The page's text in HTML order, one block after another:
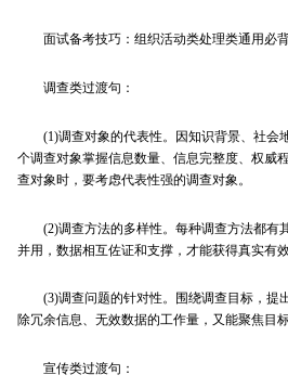
面试备考技巧：组织活动类处理类通用必
调查类过渡句：
(1)调查对象的代表性。因知识背景、社会
个调查对象掌握信息数量、信息完整度、权威
查对象时，要考虑代表性强的调查对象。
(2)调查方法的多样性。每种调查方法都有
并用，数据相互佐证和支撑，才能获得真实有效
(3)调查问题的针对性。围绕调查目标，提
除冗余信息、无效数据的工作量，又能聚焦目
宣传类过渡句：